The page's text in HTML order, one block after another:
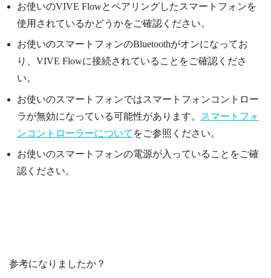
お使いのVIVE Flowとペアリングしたスマートフォンを
使用されているかどうかをご確認ください。
お使いのスマートフォンのBluetoothがオンになってお
り、 VIVE Flowに接続されていることをご確認くださ
い。
お使いのスマートフォンではスマートフォンコントロー
ラが無効になっている可能性があります。
スマートフォ
ンコントローラーについて をご参照ください。
お使いのスマートフォンの電源が入っていることをご確
認ください。
参考になりましたか？